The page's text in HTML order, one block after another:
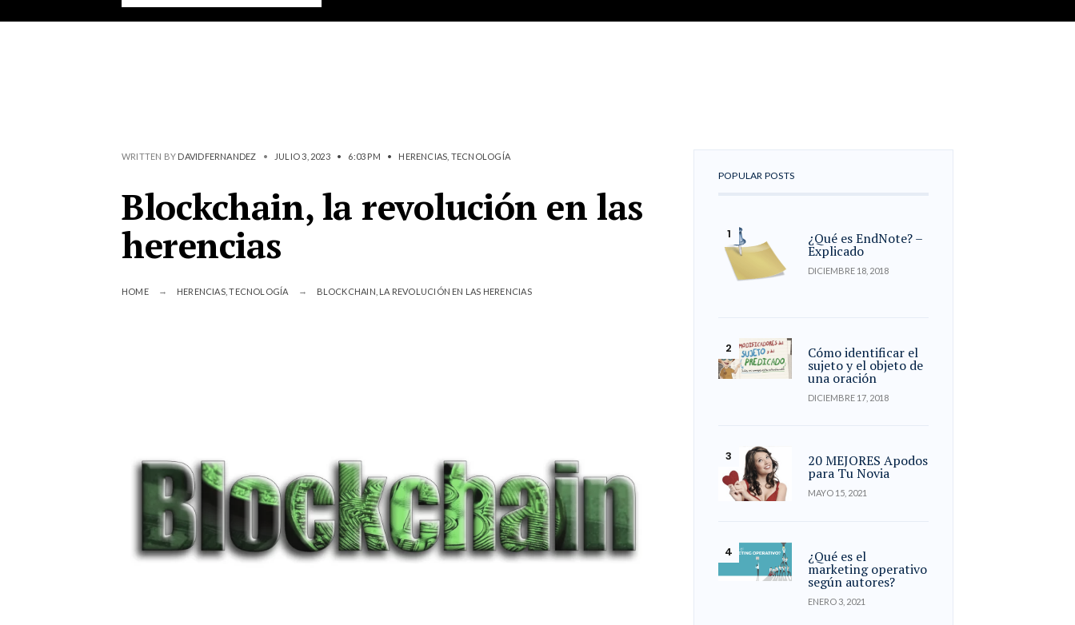
WRITTEN BY DAVIDFERNANDEZ • JULIO 3, 2023 • 6:03 PM • HERENCIAS TECNOLOGÍA
Blockchain, la revolución en las
herencias
HOME HERENCIAS,TECNOLOGÍA BLOCKCHAIN, LA REVOLUCIÓN EN LAS HERENCIAS
POPULAR POSTS
¿Qué es EndNote? –
Explicado
DICIEMBRE 18, 2018
Cómo identificar el
sujeto y el objeto de
una oración
DICIEMBRE 17, 2018
20 MEJORES Apodos
para Tu Novia
MAYO 15, 2021
¿Qué es el
marketing operativo
según autores?
ENERO 3, 2021